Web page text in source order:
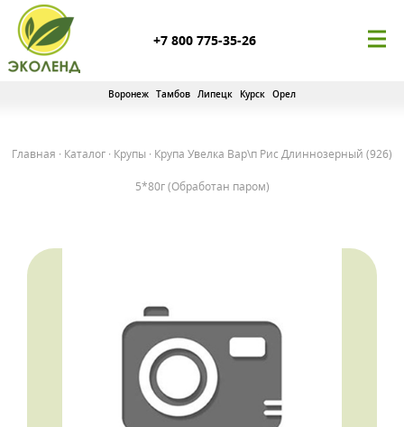
+7 800 775-35-26
Воронеж Тамбов Липецк Курск Орел
Главная · Каталог · Крупы · Крупа Увелка Вар\п Рис Длиннозерный (926)
5*80г (Обработан паром)